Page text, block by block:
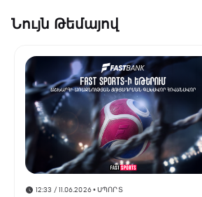
Նույն Թեմայով
12:33 / 11.06.2026• ՍՊՈՐՏ